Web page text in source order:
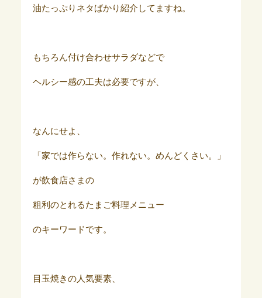
油たっぷりネタばかり紹介してますね。
もちろん付け合わせサラダなどで
ヘルシー感の工夫は必要ですが、
なんにせよ、
「家では作らない。作れない。めんどくさい。」
が飲食店さまの
粗利のとれるたまご料理メニュー
のキーワードです。
目玉焼きの人気要素、